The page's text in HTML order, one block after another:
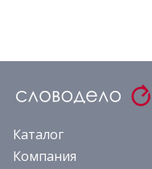
Каталог
Компания